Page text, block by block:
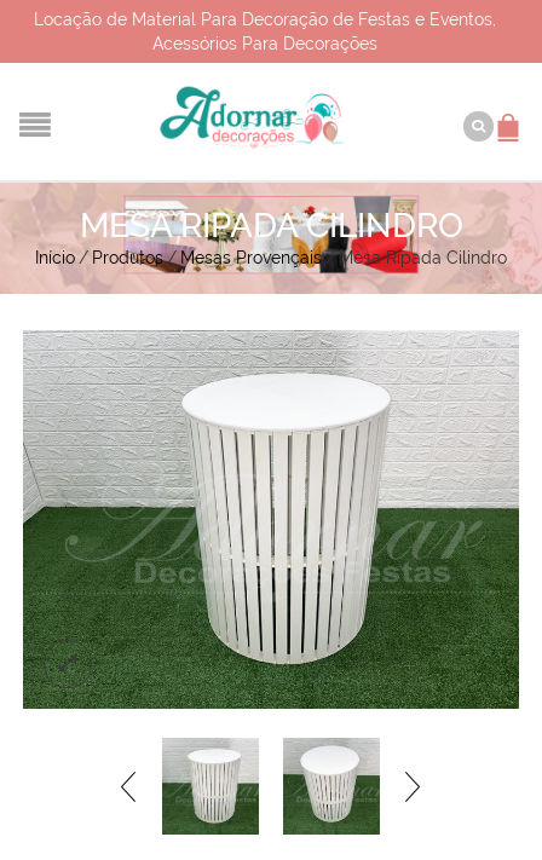
Locação de Material Para Decoração de Festas e Eventos,
Acessórios Para Decorações
MESA RIPADA CILINDRO
Início / Produtos/Mesas Provençais/Mesa Ripada Cilindro